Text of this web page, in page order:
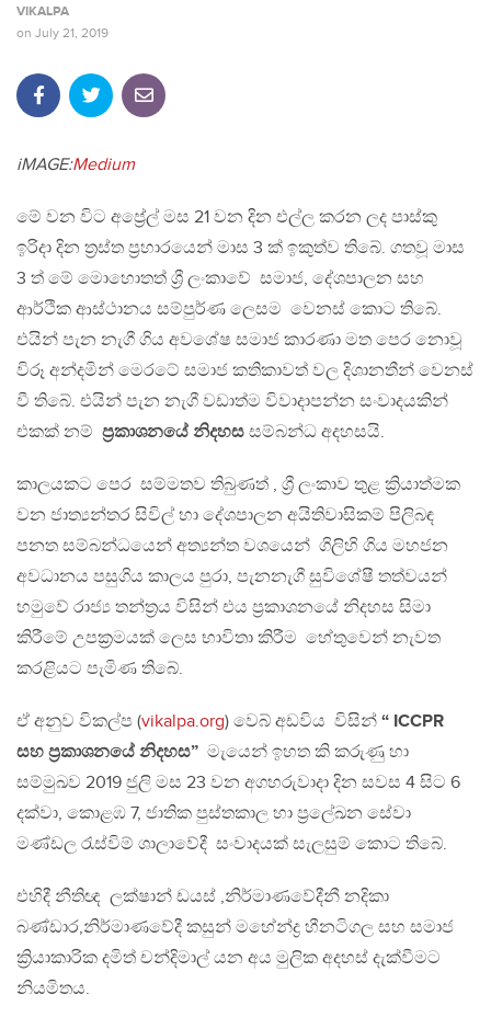
VIKALPA
on July 21, 2019
iMAGE:Medium
මේ වන විට අප්‍රේල් මස 21 වන දින එල්ල කරන ලද පාස්කු
ඉරිදා දින ත්‍රස්ත ප්‍රහාරයෙන් මාස 3 ක් ඉකුත්ව තිබේ. ගතවූ මාස
3 ත් මේ මොහොතත් ශ්‍රී ලංකාවේ සමාජ, දේශපාලන සහ
ආර්ථික ආස්ථානය සම්පුර්ණ ලෙසම වෙනස් කොට තිබේ.
එයින් පැන නැගී ගිය අවශේෂ සමාජ කාරණා මත පෙර නොවූ
විරූ අන්දමින් මෙරටේ සමාජ කතිකාවත් වල දිශානතීන් වෙනස්
වී තිබේ. එයින් පැන නැගී වඩාත්ම විවාදාපන්න සංවාදයකින්
එකක් නම් ප්‍රකාශනයේ නිදහස සම්බන්ධ අදහසයි.
කාලයකට පෙර සම්මතව තිබුණත් , ශ්‍රී ලංකාව තුළ ක්‍රියාත්මක
වන ජාත්‍යන්තර සිවිල් හා දේශපාලන අයිතිවාසිකම් පිලිබඳ
පනත සම්බන්ධයෙන් අත්‍යන්ත වශයෙන් ගිලිහි ගිය මහජන
අවධානය පසුගිය කාලය පුරා, පැනනැගී සුවිශේෂී තත්වයන්
හමුවේ රාජ්‍ය තන්ත්‍රය විසින් එය ප්‍රකාශනයේ නිදහස සිමා
කිරීමේ උපක්‍රමයක් ලෙස භාවිතා කිරීම හේතුවෙන් නැවත
කරළියට පැමිණ තිබේ.
ඒ අනුව විකල්ප (vikalpa.org) වෙබ් අඩවිය විසින් “ ICCPR
සහ ප්‍රකාශනයේ නිදහස” මැයෙන් ඉහත කි කරුණු හා
සම්මුඛව 2019 ජුලි මස 23 වන අගහරුවාදා දින සවස 4 සිට 6
දක්වා, කොළඹ 7, ජාතික පුස්තකාල හා ප්‍රලේඛන සේවා
මණ්ඩල රැස්විම් ශාලාවේදී සංවාදයක් සැලසුම් කොට තිබේ.
එහිදී නීතිඥ ලක්ෂාන් ඩයස් ,නිර්මාණවේදීනී නදිකා
බණ්ඩාර,නිර්මාණවේදී කසුන් මහේන්ද්‍ර හීනටිගල සහ සමාජ
ක්‍රියාකාරික දමිත් චන්දිමාල් යන අය මුලික අදහස් දැක්වීමට
නියමිතය.